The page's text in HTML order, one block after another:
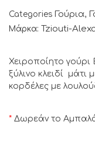
Categories Γούρια,
Μάρκα: Tziouti-
Χειροποίητο γούρι
ξύλινο κλειδί
κορδέλες με
* Δωρεάν το